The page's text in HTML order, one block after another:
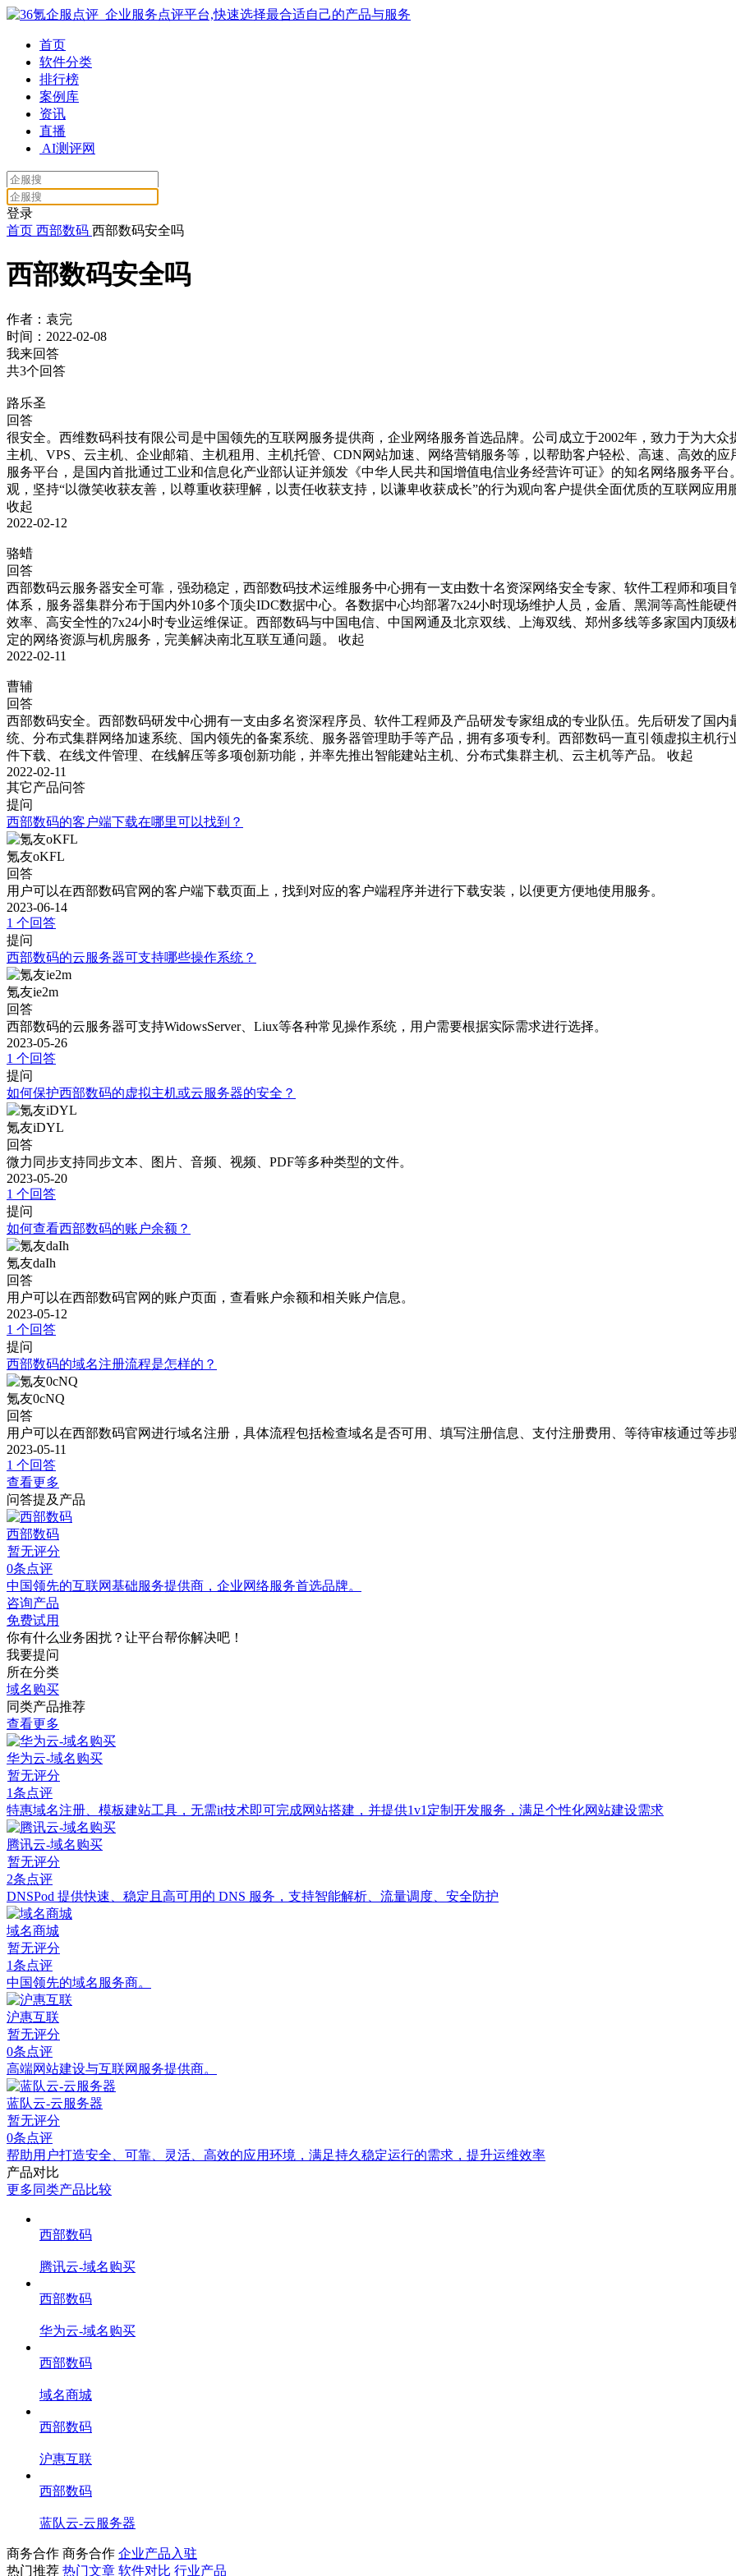
首页
软件分类
排行榜
案例库
资讯
直播
AI测评网
登录
首页 西部数码 西部数码安全吗
西部数码安全吗
作者：袁完
时间：2022-02-08
我来回答
共3个回答
路乐圣
回答
很安全。西维数码科技有限公司是中国领先的互联网服务提供商，企业网络服务首选品牌。公司成立于2002年，致力于为大
主机、VPS、云主机、企业邮箱、主机租用、主机托管、CDN网站加速、网络营销服务等，以帮助客户轻松、高速、高效的
服务平台，是国内首批通过工业和信息化产业部认证并颁发《中华人民共和国增值电信业务经营许可证》的知名网络服务平
收起
2022-02-12
骆蜡
回答
西部数码云服务器安全可靠，强劲稳定，西部数码技术运维服务中心拥有一支由数十名资深网络安全专家、软件工程师和项
体系，服务器集群分布于国内外10多个顶尖IDC数据中心。各数据中心均部署7x24小时现场维护人员，金盾、黑洞等高性能
效率、高安全性的7x24小时专业运维保证。西部数码与中国电信、中国网通及北京双线、上海双线、郑州多线等多家国内顶
定的网络资源与机房服务，完美解决南北互联互通问题。
收起
2022-02-11
曹辅
回答
西部数码安全。西部数码研发中心拥有一支由多名资深程序员、软件工程师及产品研发专家组成的专业队伍。先后研发了国
统、分布式集群网络加速系统、国内领先的备案系统、服务器管理助手等产品，拥有多项专利。西部数码一直引领虚拟主机
件下载、在线文件管理、在线解压等多项创新功能，并率先推出智能建站主机、分布式集群主机、云主机等产品。
收起
2022-02-11
其它产品问答
提问
西部数码的客户端下载在哪里可以找到？
氪友oKFL
回答
用户可以在西部数码官网的客户端下载页面上，找到对应的客户端程序并进行下载安装，以便更方便地使用服务。
2023-06-14
1 个回答
提问
西部数码的云服务器可支持哪些操作系统？
氪友ie2m
回答
西部数码的云服务器可支持WidowsServer、Liux等各种常见操作系统，用户需要根据实际需求进行选择。
2023-05-26
1 个回答
提问
如何保护西部数码的虚拟主机或云服务器的安全？
氪友iDYL
回答
微力同步支持同步文本、图片、音频、视频、PDF等多种类型的文件。
2023-05-20
1 个回答
提问
如何查看西部数码的账户余额？
氪友daIh
回答
用户可以在西部数码官网的账户页面，查看账户余额和相关账户信息。
2023-05-12
1 个回答
提问
西部数码的域名注册流程是怎样的？
氪友0cNQ
回答
用户可以在西部数码官网进行域名注册，具体流程包括检查域名是否可用、填写注册信息、支付注册费用、等待审核通过等步
2023-05-11
1 个回答
查看更多
问答提及产品
西部数码
暂无评分
0条点评
中国领先的互联网基础服务提供商，企业网络服务首选品牌。
咨询产品
免费试用
你有什么业务困扰？让平台帮你解决吧！
我要提问
所在分类
域名购买
同类产品推荐
查看更多
华为云-域名购买
暂无评分
1条点评
特惠域名注册、模板建站工具，无需it技术即可完成网站搭建，并提供1v1定制开发服务，满足个性化网站建设需求
腾讯云-域名购买
暂无评分
2条点评
DNSPod 提供快速、稳定且高可用的 DNS 服务，支持智能解析、流量调度、安全防护
域名商城
暂无评分
1条点评
中国领先的域名服务商。
沪惠互联
暂无评分
0条点评
高端网站建设与互联网服务提供商。
蓝队云-云服务器
暂无评分
0条点评
帮助用户打造安全、可靠、灵活、高效的应用环境，满足持久稳定运行的需求，提升运维效率
产品对比
更多同类产品比较
西部数码
腾讯云-域名购买
西部数码
华为云-域名购买
西部数码
域名商城
西部数码
沪惠互联
西部数码
蓝队云-云服务器
商务合作 商务合作 企业产品入驻
热门推荐 热门文章 软件对比 行业产品